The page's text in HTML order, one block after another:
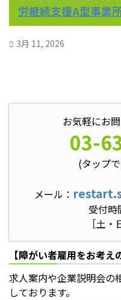
労継続支援A型事業
3月 11, 2026
お気軽にお
03-
(タップ
メール：
受付時
［土
【障がい者雇用をお考え
求人案内や企業説明会の
しております。